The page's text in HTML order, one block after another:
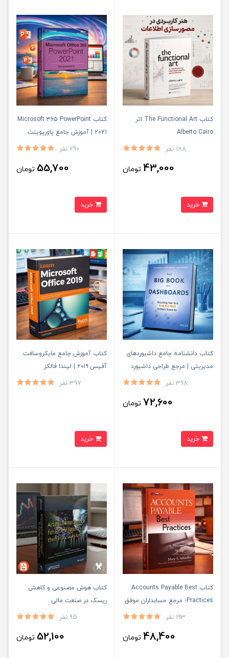
کتاب The Functional Art اثر
Alberto Cairo
188 نفر
43,000 تومان
کتاب Microsoft 365 PowerPoint
2021 | آموزش جامع پاورپوینت
290 نفر
55,700 تومان
کتاب دانشنامه جامع داشبوردهای
مدیریتی | مرجع طراحی داشبورد
398 نفر
72,600 تومان
کتاب آموزش جامع مایکروسافت
آفیس ۲۰۱۹ | لیندا فالکز
397 نفر
کتاب Accounts Payable Best
Practices؛ مرجع حسابداران موفق
193 نفر
48,400 تومان
کتاب هوش مصنوعی و کاهش
ریسک در صنعت مالی
95 نفر
52,100 تومان